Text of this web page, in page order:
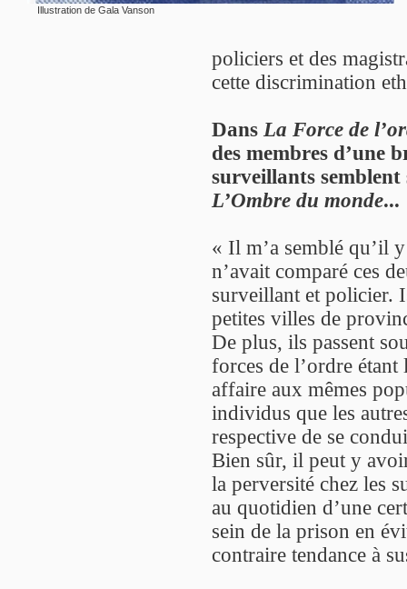
Illustration de Gala Vanson
policiers et des
cette discrimination
Dans La Force de
des membres d’une
surveillants
L’Ombre du monde...
« Il m’a semblé qu’il
n’avait comparé ces
surveillant et policier.
petites villes de
De plus, ils passent
forces de l’ordre
affaire aux mêmes
individus que les
respective de se
Bien sûr, il peut y
la perversité chez les
au quotidien d’une
sein de la prison en
contraire tendance à